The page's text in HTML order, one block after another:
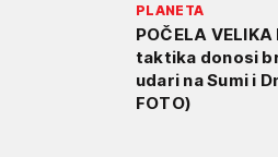
PLANETA
POČELA
taktika donosi
udari na Sumi i
FOTO)